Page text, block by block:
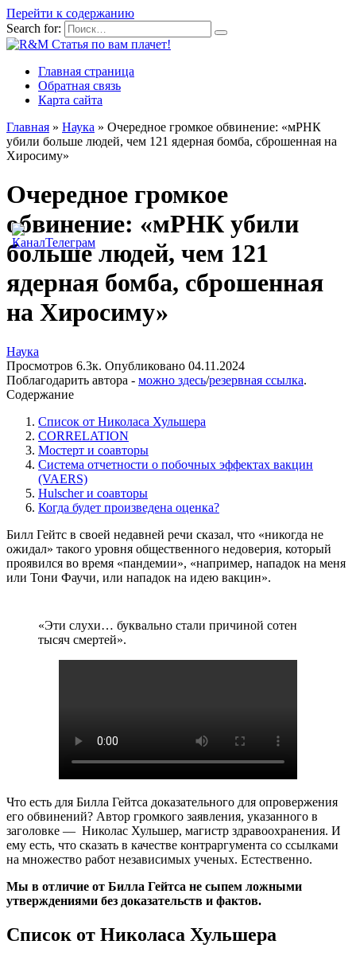
Перейти к содержанию
Search for:
Главная страница
Обратная связь
Карта сайта
Главная » Наука » Очередное громкое обвинение: «мРНК
убили больше людей, чем 121 ядерная бомба, сброшенная на
Хиросиму»
Очередное громкое
обвинение: «мРНК убили
больше людей, чем 121
ядерная бомба, сброшенная
на Хиросиму»
Наука
Просмотров 6.3к. Опубликовано 04.11.2024
Поблагодарить автора - можно здесь/резервная ссылка.
Содержание
Список от Николаса Хульшера
CORRELATION
Мостерт и соавторы
Система отчетности о побочных эффектах вакцин
(VAERS)
Hulscher и соавторы
Когда будет произведена оценка?
Билл Гейтс в своей недавней речи сказал, что «никогда не
ожидал» такого уровня общественного недоверия, который
проявился во время «пандемии», «например, нападок на меня
или Тони Фаучи, или нападок на идею вакцин».
«Эти слухи… буквально стали причиной сотен
тысяч смертей».
Что есть для Билла Гейтса доказательного для опровержения
его обвинений? Автор громкого заявления, указанного в
заголовке — Николас Хульшер, магистр здравоохранения. И
ему есть, что сказать в качестве контраргумента со ссылками
на множество работ независимых ученых. Естественно.
Мы в отличие от Билла Гейтса не сыпем ложными
утверждениями без доказательств и фактов.
Список от Николаса Хульшера